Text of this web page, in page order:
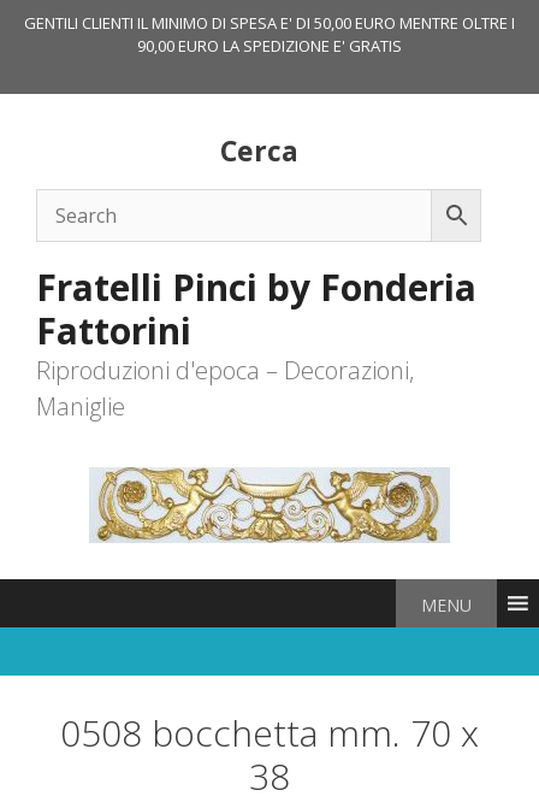
GENTILI CLIENTI IL MINIMO DI SPESA E' DI 50,00 EURO MENTRE OLTRE I
90,00 EURO LA SPEDIZIONE E' GRATIS
Cerca
Fratelli Pinci by Fonderia
Fattorini
Riproduzioni d'epoca – Decorazioni,
Maniglie
MENU
0508 bocchetta mm. 70 x
38